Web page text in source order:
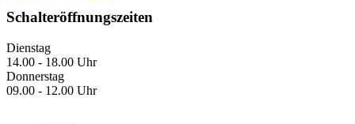
Schalteröffnungszeiten
Dienstag
14.00 - 18.00 Uhr
Donnerstag
09.00 - 12.00 Uhr